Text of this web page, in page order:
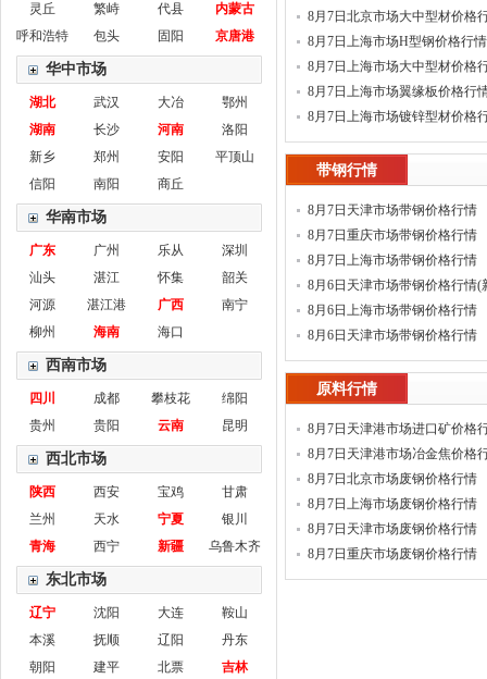
灵丘
繁峙 代县
内蒙古
呼和浩特
包头 固阳 京唐港
华中市场
湖北 武汉 大冶
鄂州
湖南
长沙 河南
洛阳
新乡
郑州 安阳
平顶山
信阳
南阳 商丘
华南市场
广东 广州 乐从
深圳
汕头
湛江 怀集
韶关
河源
湛江港 广西
南宁
柳州
海南 海口
西南市场
四川 成都 攀枝花
绵阳
贵州
贵阳 云南 昆明
西北市场
陕西 西安 宝鸡
甘肃
兰州
天水 宁夏
银川
青海
西宁 新疆 乌鲁木齐
东北市场
辽宁 沈阳 大连
鞍山
本溪
抚顺 辽阳
丹东
朝阳
建平 北票
吉林
8月7日北京市场大中型材价格
8月7日上海市场H型钢价格行情
8月7日上海市场大中型材价格
8月7日上海市场翼缘板价格行
8月7日上海市场镀锌型材价格
带钢行情
8月7日天津市场带钢价格行情
8月7日重庆市场带钢价格行情
8月7日上海市场带钢价格行情
8月6日天津市场带钢价格行情(
8月6日上海市场带钢价格行情
8月6日天津市场带钢价格行情
原料行情
8月7日天津港市场进口矿价格
8月7日天津港市场冶金焦价格
8月7日北京市场废钢价格行情
8月7日上海市场废钢价格行情
8月7日天津市场废钢价格行情
8月7日重庆市场废钢价格行情